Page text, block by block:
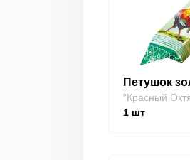
Петушок
"Красный
1 шт